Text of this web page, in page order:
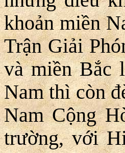
khoản miền
Trận Giải
và miền Bắc
Nam thì còn
Nam Cộng
trường, với